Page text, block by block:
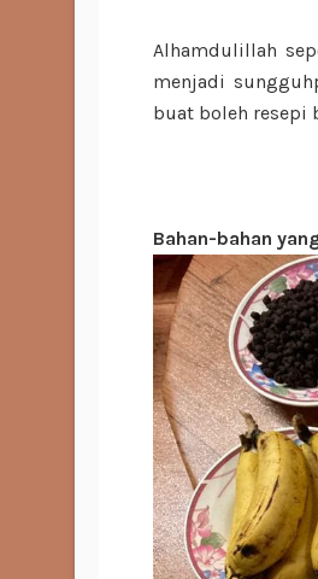
Alhamdulillah
menjadi
buat boleh resepi
Bahan-bahan